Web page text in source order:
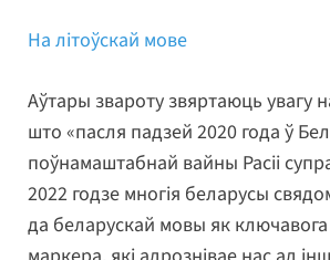
На літоўскай мове
Аўтары звароту звяртаюць увагу
што «пасля падзей 2020 года ў
поўнамаштабнай вайны Расіі
2022 годзе многія беларусы
да беларускай мовы як